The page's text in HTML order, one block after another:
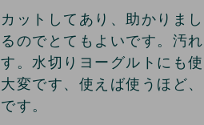
カットしてあり、助かりま
るのでとてもよいです。汚
す。水切りヨーグルトにも
大変です、使えば使うほど